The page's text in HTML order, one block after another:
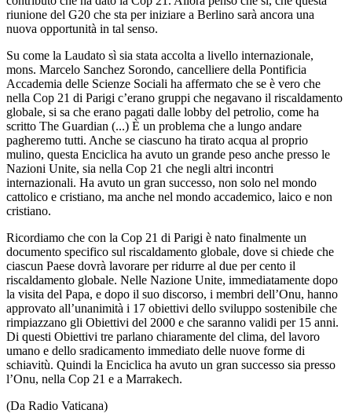
riunione del G20 che sta per iniziare a Berlino sarà ancora una
nuova opportunità in tal senso.
Su come la Laudato sì sia stata accolta a livello internazionale,
mons. Marcelo Sanchez Sorondo, cancelliere della Pontificia
Accademia delle Scienze Sociali ha affermato che se è vero che
nella Cop 21 di Parigi c’erano gruppi che negavano il riscaldamento
globale, si sa che erano pagati dalle lobby del petrolio, come ha
scritto The Guardian (...) È un problema che a lungo andare
pagheremo tutti. Anche se ciascuno ha tirato acqua al proprio
mulino, questa Enciclica ha avuto un grande peso anche presso le
Nazioni Unite, sia nella Cop 21 che negli altri incontri
internazionali. Ha avuto un gran successo, non solo nel mondo
cattolico e cristiano, ma anche nel mondo accademico, laico e non
cristiano.
Ricordiamo che con la Cop 21 di Parigi è nato finalmente un
documento specifico sul riscaldamento globale, dove si chiede che
ciascun Paese dovrà lavorare per ridurre al due per cento il
riscaldamento globale. Nelle Nazione Unite, immediatamente dopo
la visita del Papa, e dopo il suo discorso, i membri dell’Onu, hanno
approvato all’unanimità i 17 obiettivi dello sviluppo sostenibile che
rimpiazzano gli Obiettivi del 2000 e che saranno validi per 15 anni.
Di questi Obiettivi tre parlano chiaramente del clima, del lavoro
umano e dello sradicamento immediato delle nuove forme di
schiavitù. Quindi la Enciclica ha avuto un gran successo sia presso
l’Onu, nella Cop 21 e a Marrakech.
(Da Radio Vaticana)